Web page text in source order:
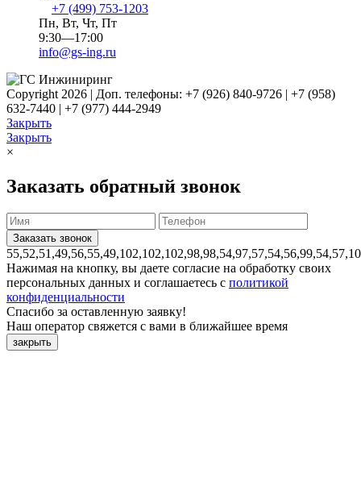
+7 (499) 753-1203
Пн, Вт, Чт, Пт
9:30—17:00
info@gs-ing.ru
Copyright 2026 | Доп. телефоны: +7 (926) 840-9726 | +7 (958)
632-7440 | +7 (977) 444-2949
Закрыть
Закрыть
×
Заказать обратный звонок
Нажимая на кнопку, вы даете согласие на обработку своих
персональных данных и соглашаетесь с политикой
конфиденциальности
Спасибо за оставленную заявку!
Наш оператор свяжется с вами в ближайшее время
закрыть